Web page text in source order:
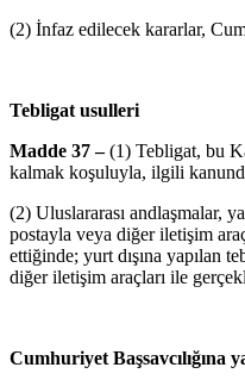
(2) İnfaz edilecek kararlar,
Tebligat usulleri
Madde 37 –(1) Tebligat, bu
kalmak koşuluyla, ilgili
(2) Uluslararası andlaşmalar,
postayla veya diğer iletişim
ettiğinde; yurt dışına yapılan
diğer iletişim araçları ile
Cumhuriyet Başsavcılığına